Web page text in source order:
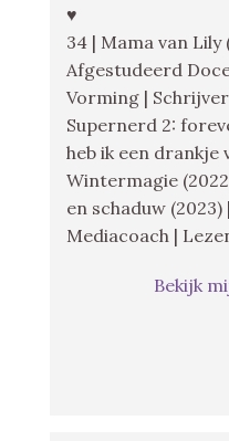
♥
34 | Mama van
Afgestudeerd
Vorming |
Supernerd 2:
heb ik een drankje
Wintermagie
en schaduw
Mediacoach |
Bekijk